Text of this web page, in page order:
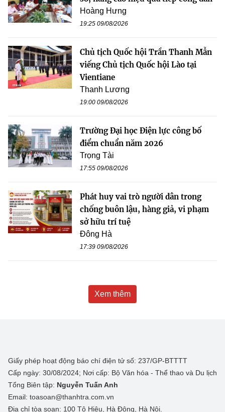
Hoàng Hưng
19:25 09/08/2026
Chủ tịch Quốc hội Trần Thanh Mẫn
viếng Chủ tịch Quốc hội Lào tại
Vientiane
Thanh Lương
19:00 09/08/2026
Trường Đại học Điện lực công bố
điểm chuẩn năm 2026
Trọng Tài
17:55 09/08/2026
Phát huy vai trò người dân trong
chống buôn lậu, hàng giả, vi phạm
sở hữu trí tuệ
Đông Hà
17:39 09/08/2026
Xem thêm
Giấy phép hoạt động báo chí điện tử số: 237/GP-BTTTT
Cấp ngày: 30/08/2024; Nơi cấp: Bộ Văn hóa - Thể thao và Du lịch
Tổng Biên tập: Nguyễn Tuấn Anh
Email: toasoan@thanhtra.com.vn
Địa chỉ tòa soạn: 100 Tô Hiệu, Hà Đông, Hà Nội.